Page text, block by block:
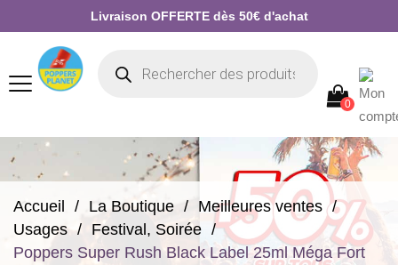
Livraison OFFERTE dès 50€ d'achat
0
Accueil La Boutique
Meilleures ventes
Usages
Festival, Soirée
Poppers Super Rush Black Label 25ml Méga Fort